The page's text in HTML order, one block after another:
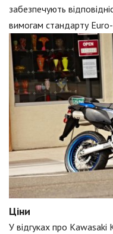
забезпечують
вимогам стандарту
Ціни
У відгуках про